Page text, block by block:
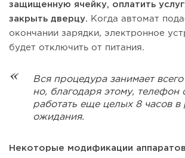
защищенную ячейку, оплатить
закрыть дверцу. Когда автомат
окончании зарядки, электронное
будет отключить от питания.
Вся процедура занимает всего
но, благодаря этому, телефон
работать еще целых 8 часов
ожидания.
Некоторые модификации